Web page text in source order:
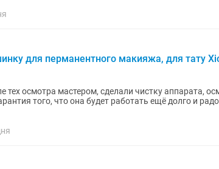
для перманентного макияжа, для тату
тех осмотра мастером, сделали чистку аппарата,